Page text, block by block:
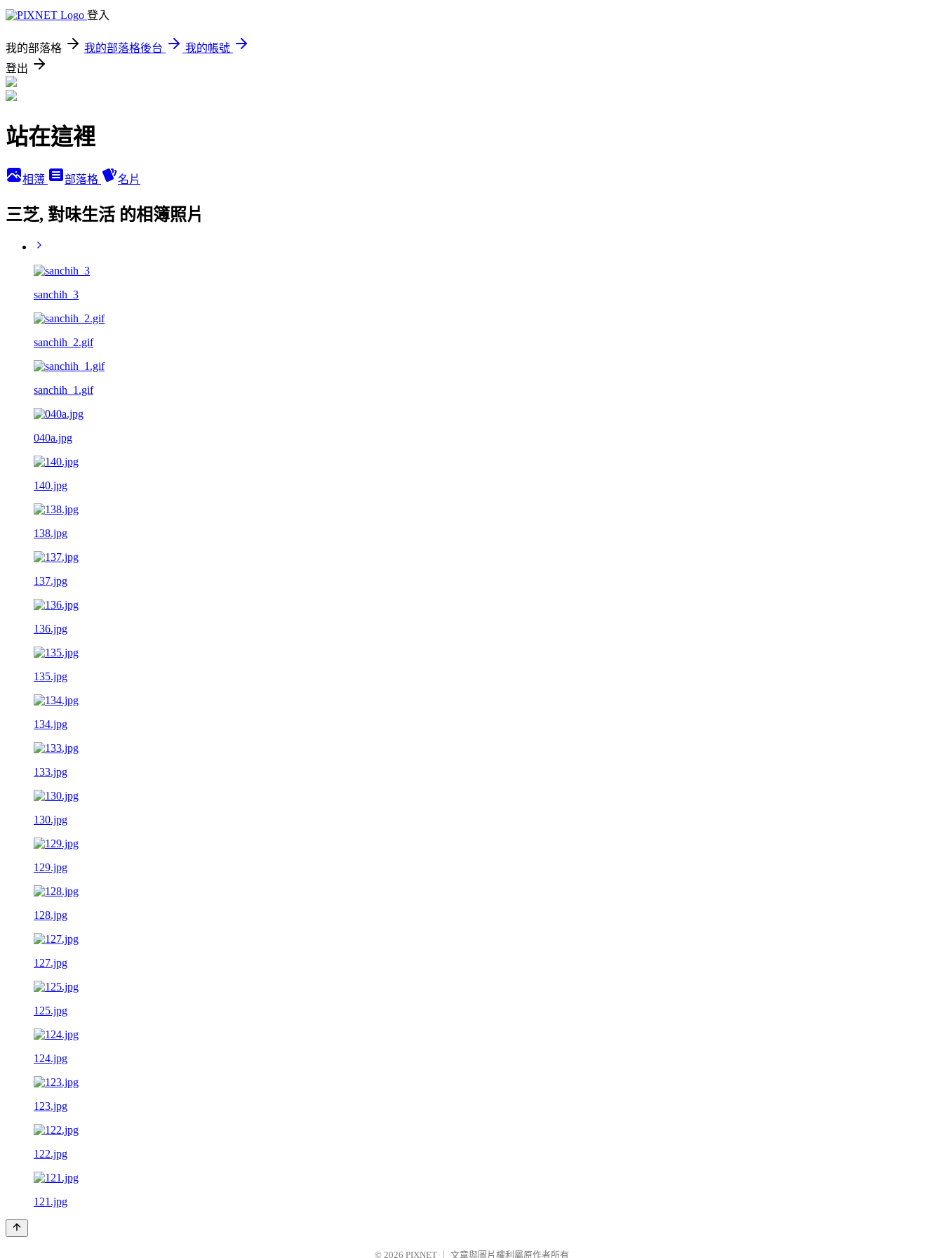
登入
我的部落格 我的部落格後台
我的帳號
登出
站在這裡
相簿 部落格 名片
三芝, 對味生活 的相簿照片
sanchih_3
sanchih_2.gif
sanchih_1.gif
040a.jpg
140.jpg
138.jpg
137.jpg
136.jpg
135.jpg
134.jpg
133.jpg
130.jpg
129.jpg
128.jpg
127.jpg
125.jpg
124.jpg
123.jpg
122.jpg
121.jpg
© 2026 PIXNET 文章與圖片權利屬原作者所有